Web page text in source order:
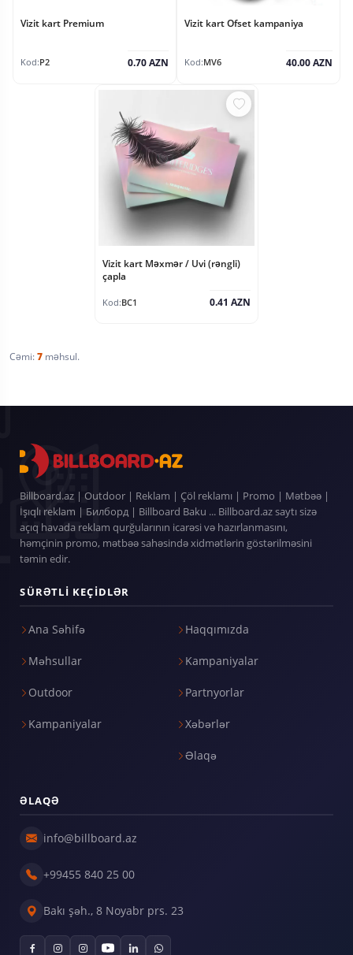
Vizit kart Premium
Kod:P2 0.70 AZN
Vizit kart Ofset kampaniya
Kod:MV6 40.00 AZN
Vizit kart Məxmər / Uvi (rəngli)
çapla
Kod:BC1 0.41 AZN
Cəmi:7 məhsul.
Billboard.az | Outdoor | Reklam | Çöl reklamı | Promo | Mətbəə |
İşıqlı reklam | Билборд | Billboard Baku ... Billboard.az saytı sizə
açıq havada reklam qurğularının icarəsi və hazırlanmasını,
həmçinin promo, mətbəə sahəsində xidmətlərin göstərilməsini
təmin edir.
SÜRƏTLI KEÇIDLƏR
Ana Səhifə
Məhsullar
Outdoor
Kampaniyalar
Haqqımızda
Kampaniyalar
Partnyorlar
Xəbərlər
Əlaqə
ƏLAQƏ
info@billboard.az
+99455 840 25 00
Bakı şəh., 8 Noyabr prs. 23